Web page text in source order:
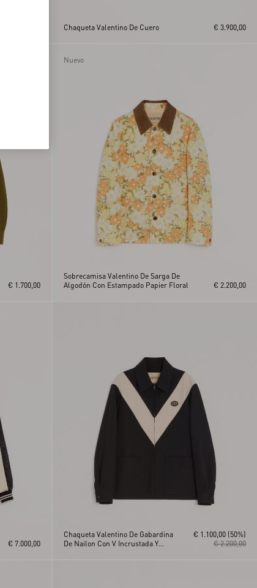
Chaqueta Valentino De Cuero € 3.900,00
€ 1.700,00
Nuevo
Sobrecamisa Valentino De Sarga De
Algodón Con Estampado Papier Floral
€ 2.200,00
€ 7.000,00
Chaqueta Valentino De Gabardina
De Nailon Con V Incrustada Y
€ 2.200,00
€ 1.100,00 (50%)